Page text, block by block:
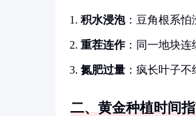
积水浸泡：豆角根系怕
重茬连作：同一地块连
氮肥过量 ：疯长叶子
二、黄金种植时间